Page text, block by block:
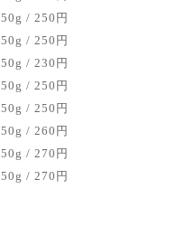
50g / 250円
50g / 250円
50g / 230円
50g / 250円
50g / 250円
50g / 260円
50g / 270円
50g / 270円